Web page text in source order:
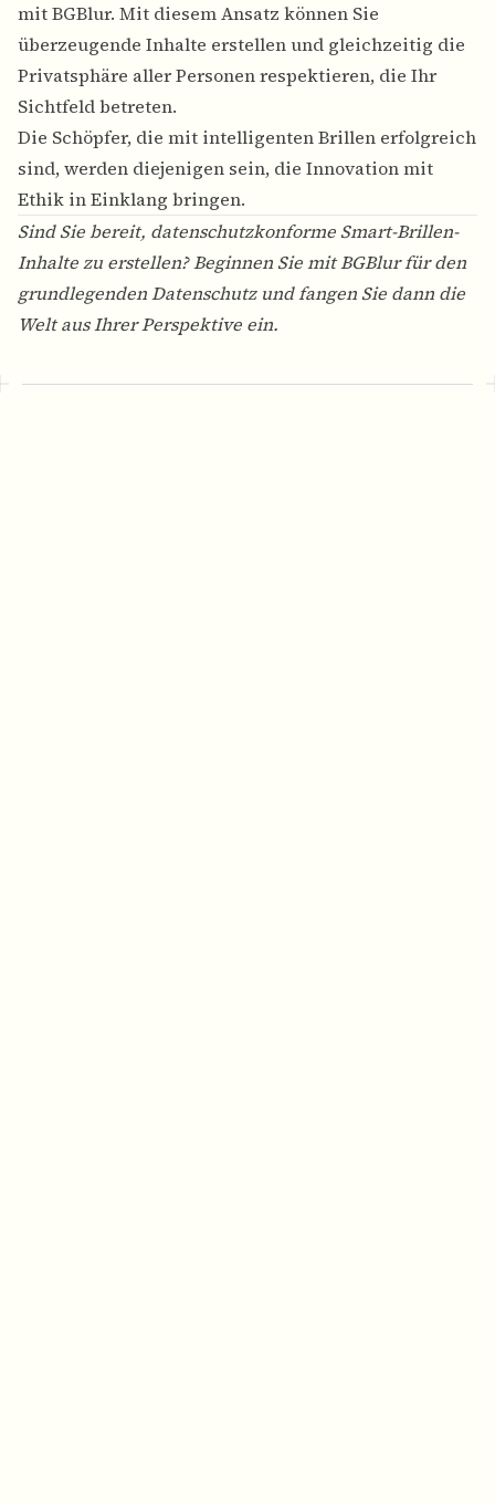
mit BGBlur. Mit diesem Ansatz können Sie
überzeugende Inhalte erstellen und gleichzeitig die
Privatsphäre aller Personen respektieren, die Ihr
Sichtfeld betreten.
Die Schöpfer, die mit intelligenten Brillen erfolgreich
sind, werden diejenigen sein, die Innovation mit
Ethik in Einklang bringen.
Sind Sie bereit, datenschutzkonforme Smart-Brillen-
Inhalte zu erstellen? Beginnen Sie mitBGBlurfür den
grundlegenden Datenschutz und fangen Sie dann die
Welt aus Ihrer Perspektive ein.